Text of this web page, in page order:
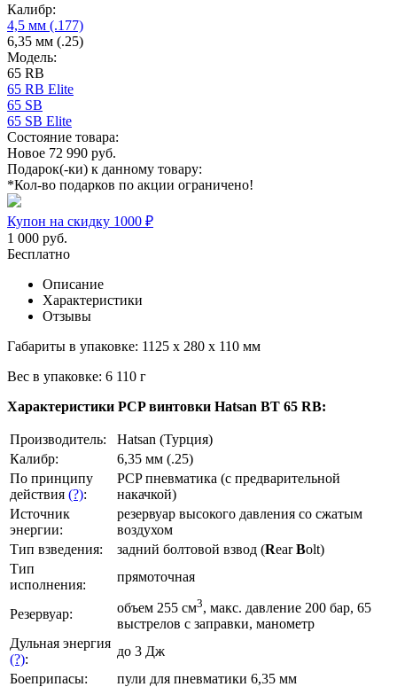
Калибр:
4,5 мм (.177)
6,35 мм (.25)
Модель:
65 RB
65 RB Elite
65 SB
65 SB Elite
Состояние товара:
Новое 72 990 руб.
Подарок(-ки) к данному товару:
*Кол-во подарков по акции ограничено!
Купон на скидку 1000 ₽
1 000 руб.
Бесплатно
Описание
Характеристики
Отзывы
Габариты в упаковке: 1125 x 280 x 110 мм
Вес в упаковке: 6 110 г
Характеристики PCP винтовки Hatsan BT 65 RB:
Производитель:
Hatsan (Турция)
Калибр:
6,35 мм (.25)
По принципу
действия (?):
PCP пневматика (с предварительной
накачкой)
Источник
энергии:
резервуар высокого давления со сжатым
воздухом
Тип взведения:
задний болтовой взвод (RearBolt)
Тип
исполнения:
прямоточная
Резервуар: объем 255 см3, макс. давление 200 бар, 65
выстрелов с заправки, манометр
Дульная энергия
(?):
до 3 Дж
Боеприпасы:
пули для пневматики 6,35 мм